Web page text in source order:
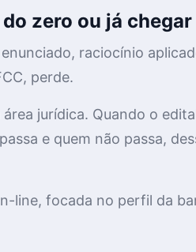
zero ou já
raciocínio
perde.
jurídica. Quando o
e quem não passa,
line, focada no perfil da